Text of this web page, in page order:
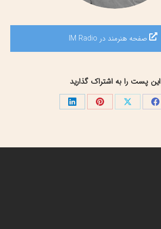
صفحه هنرمند در IM Radio
این پست را به اشتراک گذارید
اشتراک اشتراک اشتراک اشتراک